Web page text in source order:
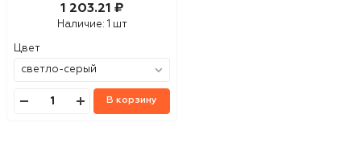
1 203.21 ₽
Наличие: 1 шт
Цвет
В корзину